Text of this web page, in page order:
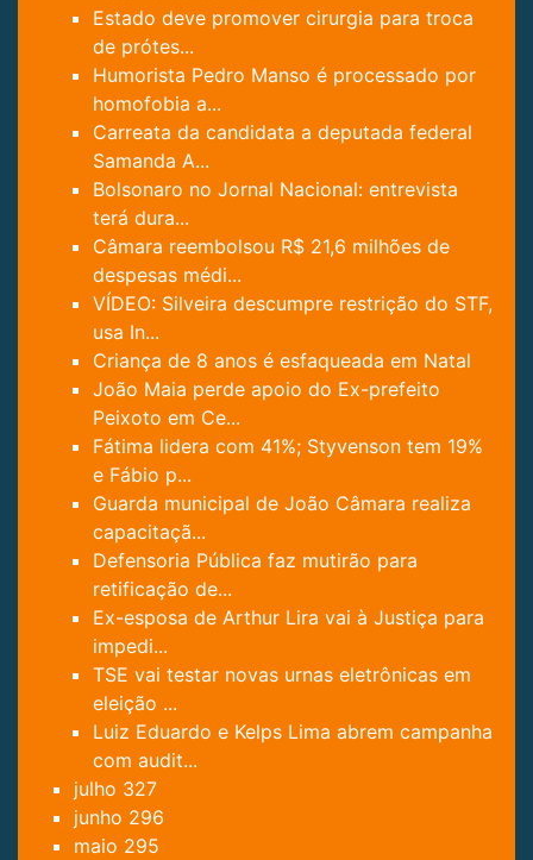
Estado deve promover cirurgia para troca
de prótes...
Humorista Pedro Manso é processado por
homofobia a...
Carreata da candidata a deputada federal
Samanda A...
Bolsonaro no Jornal Nacional: entrevista
terá dura...
Câmara reembolsou R$ 21,6 milhões de
despesas médi...
VÍDEO: Silveira descumpre restrição do STF,
usa In...
Criança de 8 anos é esfaqueada em Natal
João Maia perde apoio do Ex-prefeito
Peixoto em Ce...
Fátima lidera com 41%; Styvenson tem 19%
e Fábio p...
Guarda municipal de João Câmara realiza
capacitaçã...
Defensoria Pública faz mutirão para
retificação de...
Ex-esposa de Arthur Lira vai à Justiça para
impedi...
TSE vai testar novas urnas eletrônicas em
eleição ...
Luiz Eduardo e Kelps Lima abrem campanha
com audit...
julho 327
junho 296
maio 295